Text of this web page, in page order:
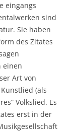
eingangs
sind
Sie haben
des Zitates
einen
Art von
(als
Volkslied. Es
erst in der